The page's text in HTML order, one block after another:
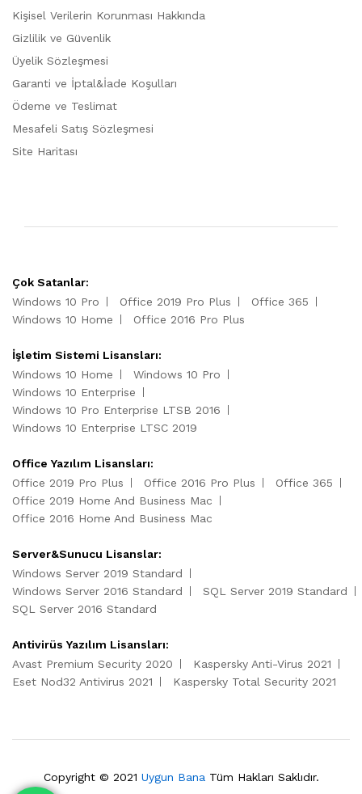
Kişisel Verilerin Korunması Hakkında
Gizlilik ve Güvenlik
Üyelik Sözleşmesi
Garanti ve İptal&İade Koşulları
Ödeme ve Teslimat
Mesafeli Satış Sözleşmesi
Site Haritası
Çok Satanlar:
Windows 10 Pro
Office 2019 Pro Plus
Office 365
Windows 10 Home
Office 2016 Pro Plus
İşletim Sistemi Lisansları:
Windows 10 Home
Windows 10 Pro
Windows 10 Enterprise
Windows 10 Pro Enterprise LTSB 2016
Windows 10 Enterprise LTSC 2019
Office Yazılım Lisansları:
Office 2019 Pro Plus
Office 2016 Pro Plus
Office 365
Office 2019 Home And Business Mac
Office 2016 Home And Business Mac
Server&Sunucu Lisanslar:
Windows Server 2019 Standard
Windows Server 2016 Standard
SQL Server 2019 Standard
SQL Server 2016 Standard
Antivirüs Yazılım Lisansları:
Avast Premium Security 2020
Kaspersky Anti-Virus 2021
Eset Nod32 Antivirus 2021
Kaspersky Total Security 2021
Copyright © 2021 Uygun Bana Tüm Hakları Saklıdır.